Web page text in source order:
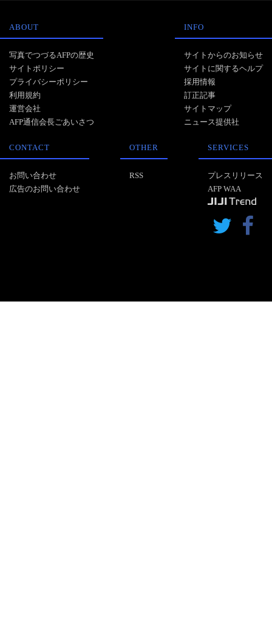
ABOUT
写真でつづるAFPの歴史
サイトポリシー
プライバシーポリシー
利用規約
運営会社
AFP通信会長ごあいさつ
INFO
サイトからのお知らせ
サイトに関するヘルプ
採用情報
訂正記事
サイトマップ
ニュース提供社
CONTACT
お問い合わせ
広告のお問い合わせ
OTHER
RSS
SERVICES
プレスリリース
AFP WAA